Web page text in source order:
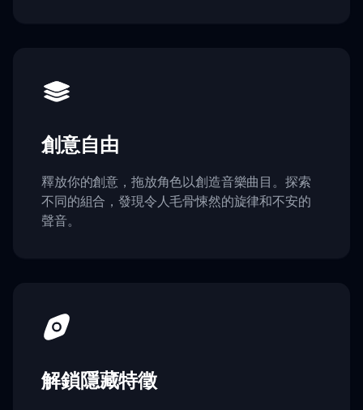
創意自由
釋放你的創意，拖放角色以創造音樂曲目。探索
不同的組合，發現令人毛骨悚然的旋律和不安的
聲音。
解鎖隱藏特徵